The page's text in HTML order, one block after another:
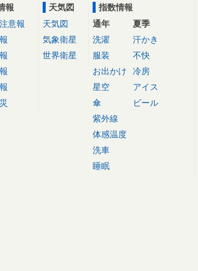
報
意報
天気図
天気図
気象衛星
世界衛星
指数情報
通年
洗濯
服装
お出かけ
星空
傘
紫外線
体感温度
洗車
睡眠
夏季
汗かき
不快
冷房
アイス
ビール